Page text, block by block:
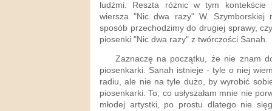
ludźmi. Reszta różnic w tym
wiersza "Nic dwa razy" W.
sposób przechodzimy do drugiej sprawy,
piosenki "Nic dwa razy" z twórczości Sanah.
Zaznaczę na początku, że nie znam
piosenkarki. Sanah istnieje - tyle o niej
radiu, ale nie na tyle dużo, by wyrobić
piosenkarki. To, co usłyszałam mnie nie
młodej artystki, po prostu dlatego nie